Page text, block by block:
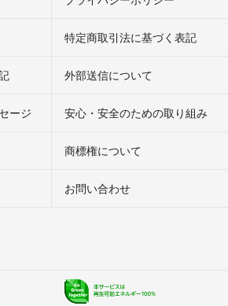
特定商取引法に基づく表記
外部送信について
ージ 安心・安全のための取り組み
商標権について
お問い合わせ